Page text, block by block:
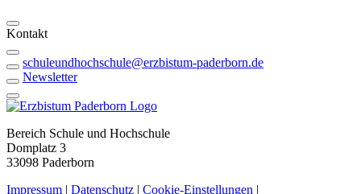
Kontakt
schuleundhochschule@erzbistum-paderborn.de
Newsletter
Bereich Schule und Hochschule
Domplatz 3
33098 Paderborn
Impressum | Datenschutz | Cookie-Einstellungen |